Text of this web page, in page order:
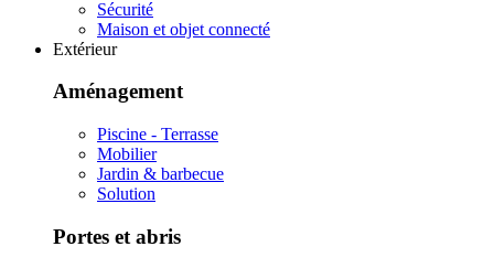
Sécurité
Maison et objet connecté
Extérieur
Aménagement
Piscine - Terrasse
Mobilier
Jardin & barbecue
Solution
Portes et abris